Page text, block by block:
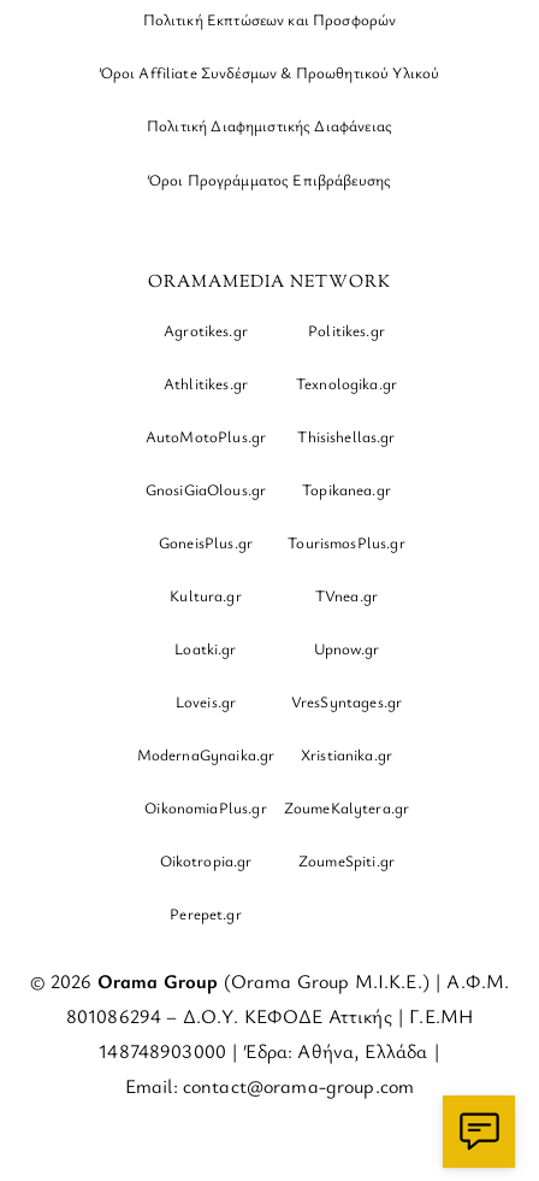
Πολιτική Εκπτώσεων και Προσφορών
Όροι Affiliate Συνδέσμων & Προωθητικού Υλικού
Πολιτική Διαφημιστικής Διαφάνειας
Όροι Προγράμματος Επιβράβευσης
ORAMAMEDIA NETWORK
Agrotikes.gr Politikes.gr
Athlitikes.gr Texnologika.gr
AutoMotoPlus.gr Thisishellas.gr
GnosiGiaOlous.gr Topikanea.gr
GoneisPlus.gr TourismosPlus.gr
Kultura.gr TVnea.gr
Loatki.gr Upnow.gr
Loveis.gr VresSyntages.gr
ModernaGynaika.gr Xristianika.gr
OikonomiaPlus.gr ZoumeKalytera.gr
Oikotropia.gr ZoumeSpiti.gr
Perepet.gr
© 2026 Orama Group (Orama Group Μ.Ι.Κ.Ε.) | Α.Φ.Μ.
801086294 – Δ.Ο.Υ. ΚΕΦΟΔΕ Αττικής | Γ.Ε.ΜΗ
148748903000 | Έδρα: Αθήνα, Ελλάδα |
Email: contact@orama-group.com